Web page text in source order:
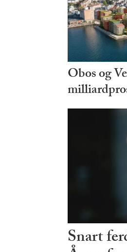
Obos og
Snart